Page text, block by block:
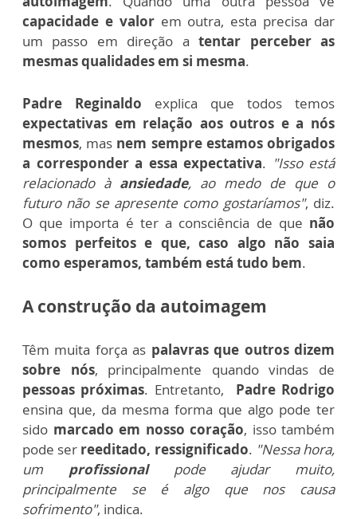
capacidade e valorem outra, esta precisa dar
um passo em direção a tentar perceber as
mesmas qualidades em si mesma.
Padre Reginaldo explica que todos temos
expectativas em relação aos outros e a nós
mesmos, mas nem sempre estamos obrigados
a corresponder a essa expectativa. "Isso está
relacionado à ansiedade, ao medo de que o
futuro não se apresente como gostaríamos", diz.
O que importa é ter a consciência de que não
somos perfeitos e que, caso algo não saia
como esperamos, também está tudo bem.
A construção da autoimagem
Têm muita força as palavras que outros dizem
sobre nós, principalmente quando vindas de
pessoas próximas. Entretanto, Padre Rodrigo
ensina que, da mesma forma que algo pode ter
sido marcado em nosso coração, isso também
pode ser reeditado, ressignificado. "Nessa hora,
um profissionalpode ajudar muito,
principalmente se é algo que nos causa
sofrimento", indica.